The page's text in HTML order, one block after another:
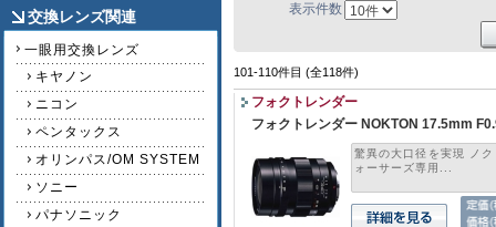
交換レンズ関連
一眼用交換レンズ
キヤノン
ニコン
ペンタックス
オリンパス/OM SYSTEM
ソニー
パナソニック
表示件数
101-110件目 (全118件)
フォクトレンダー
フォクトレンダー NOKTON 17.5mm
驚異の大口径を実現 ノ
ォーサーズ専用...